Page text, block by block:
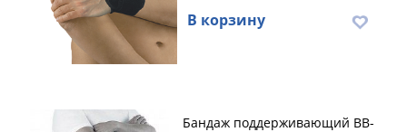
В корзину
Бандаж поддерживающий BB-